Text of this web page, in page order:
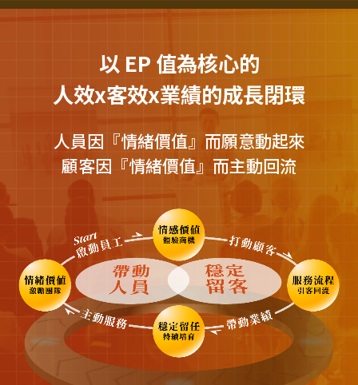
以 EP 值為核心的
人效x客效x業績的成長閉環
人員因『情緒價值』而願意動起來
顧客因『情緒價值』而主動回流